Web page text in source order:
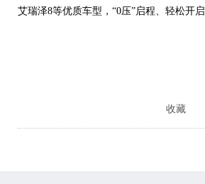
艾瑞泽8等优质车型，“0压”启程、轻松开
收藏